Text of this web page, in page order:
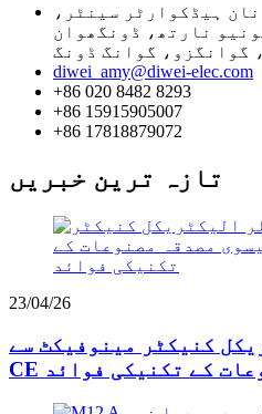
بلڈنگ 1، تیانان ہیڈکوارٹر سینٹر،
ایونیو نارتھ، ڈونگھوان
گوانگزو، گوانگ ڈونگ
diwei_amy@diwei-elec.com
+86 020 8482 8293
+86 15915905007
+86 17818879072
تازہ ترین خبریں
23/04/26
کنیکٹر مینوفیکٹ سے